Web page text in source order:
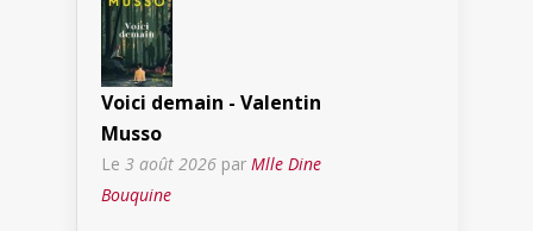
Voici demain - Valentin
Musso
Le 3 août 2026 par Mlle Dine
Bouquine